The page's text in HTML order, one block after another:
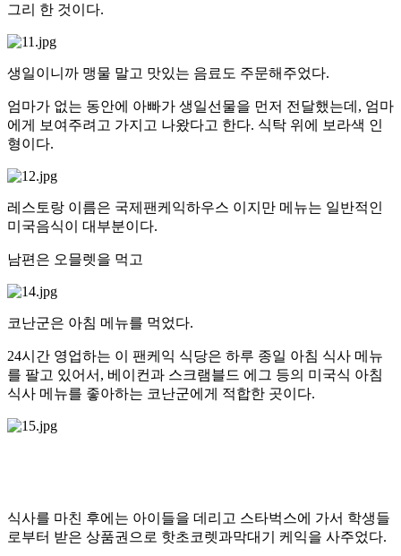
그리 한 것이다.
생일이니까 맹물 말고 맛있는 음료도 주문해주었다.
엄마가 없는 동안에 아빠가 생일선물을 먼저 전달했는데, 엄마
에게 보여주려고 가지고 나왔다고 한다. 식탁 위에 보라색 인
형이다.
레스토랑 이름은 국제팬케익하우스 이지만 메뉴는 일반적인
미국음식이 대부분이다.
남편은 오믈렛을 먹고
코난군은 아침 메뉴를 먹었다.
24시간 영업하는 이 팬케익 식당은 하루 종일 아침 식사 메뉴
를 팔고 있어서, 베이컨과 스크램블드 에그 등의 미국식 아침
식사 메뉴를 좋아하는 코난군에게 적합한 곳이다.
식사를 마친 후에는 아이들을 데리고 스타벅스에 가서 학생들
로부터 받은 상품권으로 핫초코렛과막대기 케익을 사주었다.